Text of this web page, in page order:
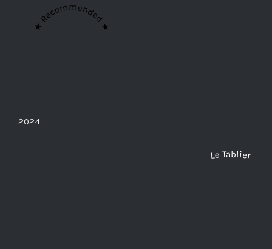
★ Recommended ★
2024
Le Tablier